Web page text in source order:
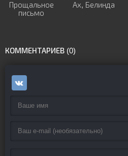
Прощальное
письмо
Ах, Белинда
КОММЕНТАРИЕВ (0)